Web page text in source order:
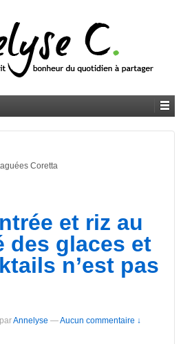
Coretta
et riz au
des glaces et
n’est pas
parAnnelyse —Aucun commentaire ↓